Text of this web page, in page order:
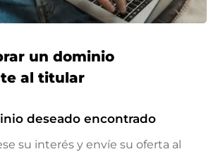
un dominio
al titular
deseado encontrado
su interés y envíe su oferta al